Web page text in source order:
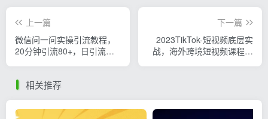
上一篇
微信问一问实操引流教程，
20分钟引流80+，日引流
下一篇
2023TikTok-短视频底层实
战，海外跨境短视频课程，
相关推荐